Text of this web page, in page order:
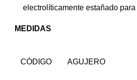
electrolíticamente estañado
MEDIDAS
CÓDIGO AGUJERO